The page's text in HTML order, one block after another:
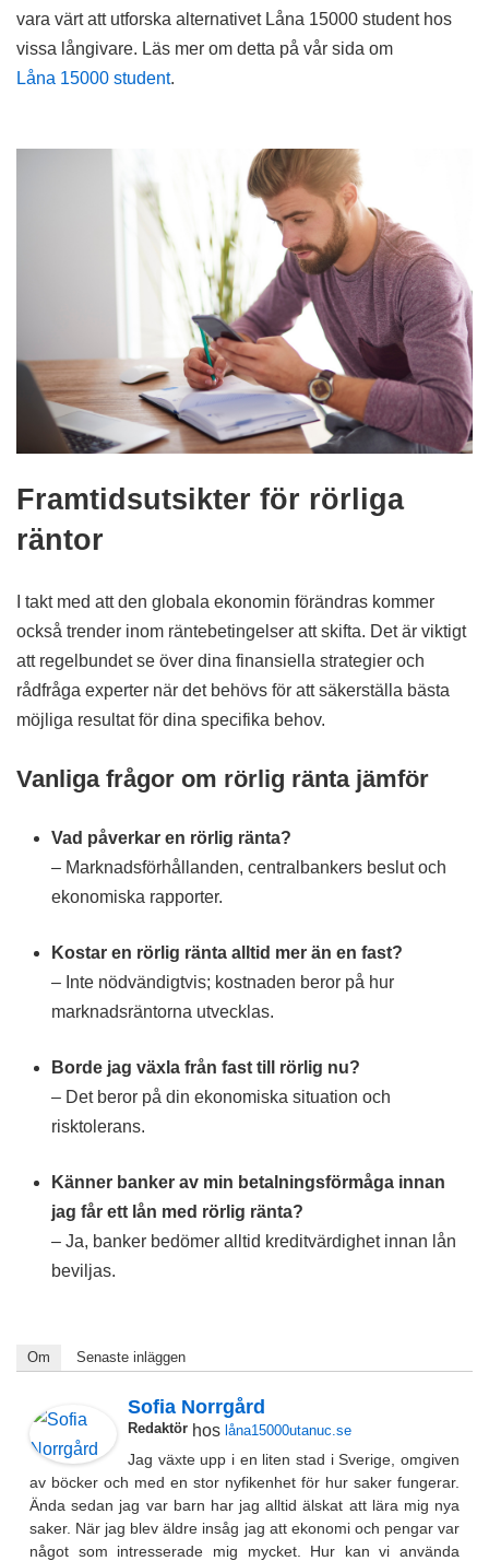
vara värt att utforska alternativet Låna 15000 student hos
vissa långivare. Läs mer om detta på vår sida om
Låna 15000 student.
Framtidsutsikter för rörliga
räntor
I takt med att den globala ekonomin förändras kommer
också trender inom räntebetingelser att skifta. Det är viktigt
att regelbundet se över dina finansiella strategier och
rådfråga experter när det behövs för att säkerställa bästa
möjliga resultat för dina specifika behov.
Vanliga frågor om rörlig ränta jämför
Vad påverkar en rörlig ränta?
– Marknadsförhållanden, centralbankers beslut och
ekonomiska rapporter.
Kostar en rörlig ränta alltid mer än en fast?
– Inte nödvändigtvis; kostnaden beror på hur
marknadsräntorna utvecklas.
Borde jag växla från fast till rörlig nu?
– Det beror på din ekonomiska situation och
risktolerans.
Känner banker av min betalningsförmåga innan
jag får ett lån med rörlig ränta?
– Ja, banker bedömer alltid kreditvärdighet innan lån
beviljas.
Om Senaste inläggen
Sofia Norrgård
Redaktör hos låna15000utanuc.se
Jag växte upp i en liten stad i Sverige, omgiven
av böcker och med en stor nyfikenhet för hur saker fungerar.
Ända sedan jag var barn har jag alltid älskat att lära mig nya
saker. När jag blev äldre insåg jag att ekonomi och pengar var
något som intresserade mig mycket. Hur kan vi använda